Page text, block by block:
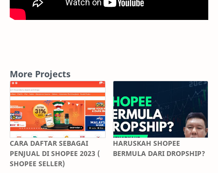
More Projects
CARA DAFTAR SEBAGAI
PENJUAL DI SHOPEE 2023 (
SHOPEE SELLER)
HARUSKAH SHOPEE
BERMULA DARI DROPSHIP?